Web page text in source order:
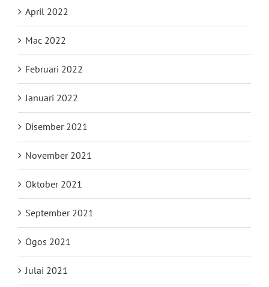
April 2022
Mac 2022
Februari 2022
Januari 2022
Disember 2021
November 2021
Oktober 2021
September 2021
Ogos 2021
Julai 2021